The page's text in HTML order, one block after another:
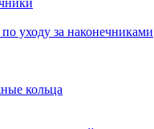
уходу за наконечниками
кольца